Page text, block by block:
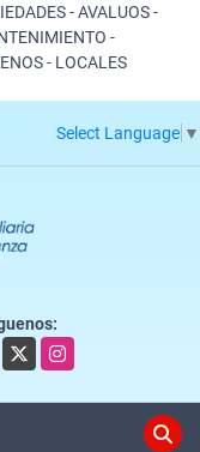
- AVALUOS -
-
- LOCALES
Select Language ▼
X Instagram